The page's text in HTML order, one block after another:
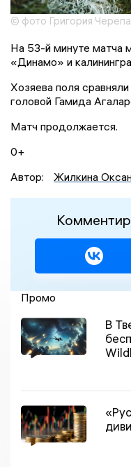
© фото Григория
На 53-й минуте матча
«Динамо» и
Хозяева поля
головой Гамида
Матч продолжается.
0+
Автор:
Жилкина
Промо
В